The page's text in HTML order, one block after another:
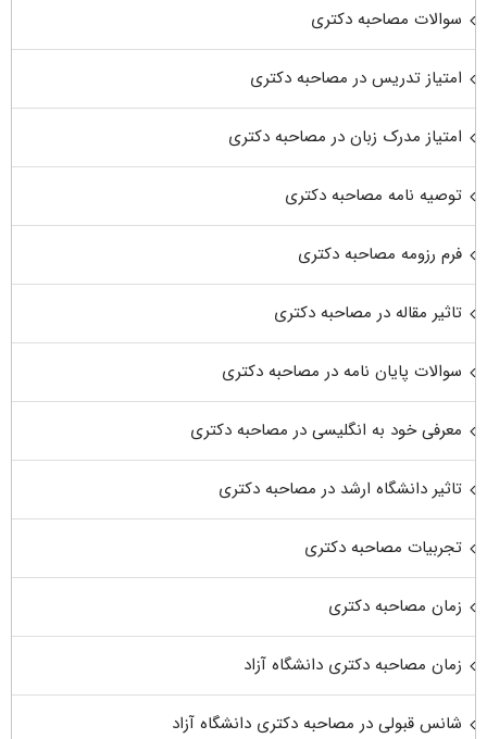
سوالات مصاحبه دکتری
امتیاز تدریس در مصاحبه دکتری
امتیاز مدرک زبان در مصاحبه دکتری
توصیه نامه مصاحبه دکتری
فرم رزومه مصاحبه دکتری
تاثیر مقاله در مصاحبه دکتری
سوالات پایان نامه در مصاحبه دکتری
معرفی خود به انگلیسی در مصاحبه دکتری
تاثیر دانشگاه ارشد در مصاحبه دکتری
تجربیات مصاحبه دکتری
زمان مصاحبه دکتری
زمان مصاحبه دکتری دانشگاه آزاد
شانس قبولی در مصاحبه دکتری دانشگاه آزاد